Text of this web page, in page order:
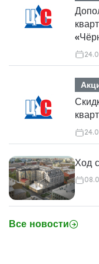
Ход
Все новости